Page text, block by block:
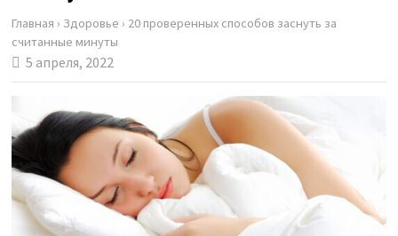
Главная › Здоровье › 20 проверенных способов заснуть за
считанные минуты
5 апреля, 2022